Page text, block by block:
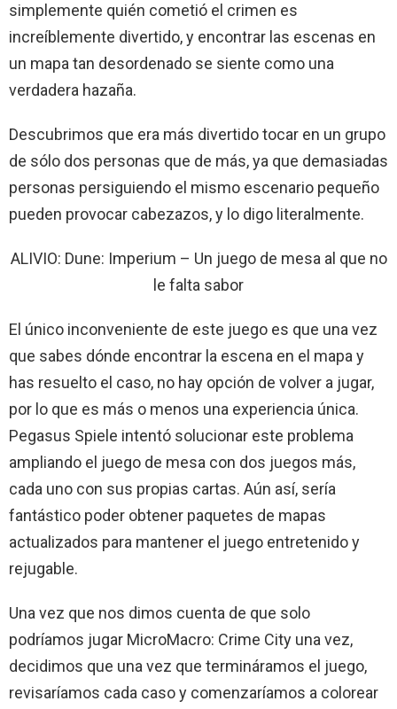
simplemente quién cometió el crimen es
increíblemente divertido, y encontrar las escenas en
un mapa tan desordenado se siente como una
verdadera hazaña.
Descubrimos que era más divertido tocar en un grupo
de sólo dos personas que de más, ya que demasiadas
personas persiguiendo el mismo escenario pequeño
pueden provocar cabezazos, y lo digo literalmente.
ALIVIO: Dune: Imperium – Un juego de mesa al que no
le falta sabor
El único inconveniente de este juego es que una vez
que sabes dónde encontrar la escena en el mapa y
has resuelto el caso, no hay opción de volver a jugar,
por lo que es más o menos una experiencia única.
Pegasus Spiele intentó solucionar este problema
ampliando el juego de mesa con dos juegos más,
cada uno con sus propias cartas. Aún así, sería
fantástico poder obtener paquetes de mapas
actualizados para mantener el juego entretenido y
rejugable.
Una vez que nos dimos cuenta de que solo
podríamos jugar MicroMacro: Crime City una vez,
decidimos que una vez que termináramos el juego,
revisaríamos cada caso y comenzaríamos a colorear